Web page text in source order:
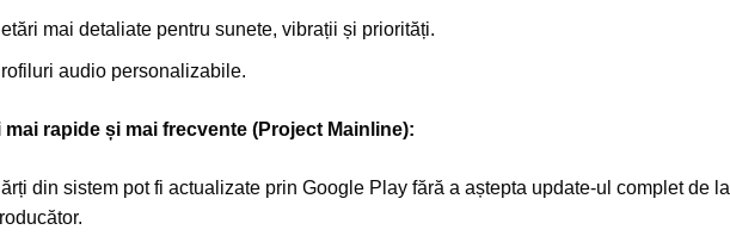
mai detaliate pentru sunete, vibrații și priorități.
audio personalizabile.
rapide și mai frecvente (Project Mainline):
din sistem pot fi actualizate prin Google Play fără a aștepta update-ul complet de la